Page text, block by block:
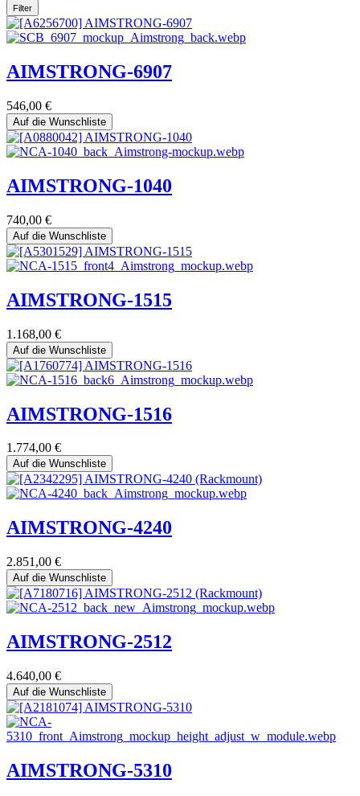
Filter
AIMSTRONG-6907
546,00 €
Auf die Wunschliste
AIMSTRONG-1040
740,00 €
Auf die Wunschliste
AIMSTRONG-1515
1.168,00 €
Auf die Wunschliste
AIMSTRONG-1516
1.774,00 €
Auf die Wunschliste
AIMSTRONG-4240
2.851,00 €
Auf die Wunschliste
AIMSTRONG-2512
4.640,00 €
Auf die Wunschliste
AIMSTRONG-5310